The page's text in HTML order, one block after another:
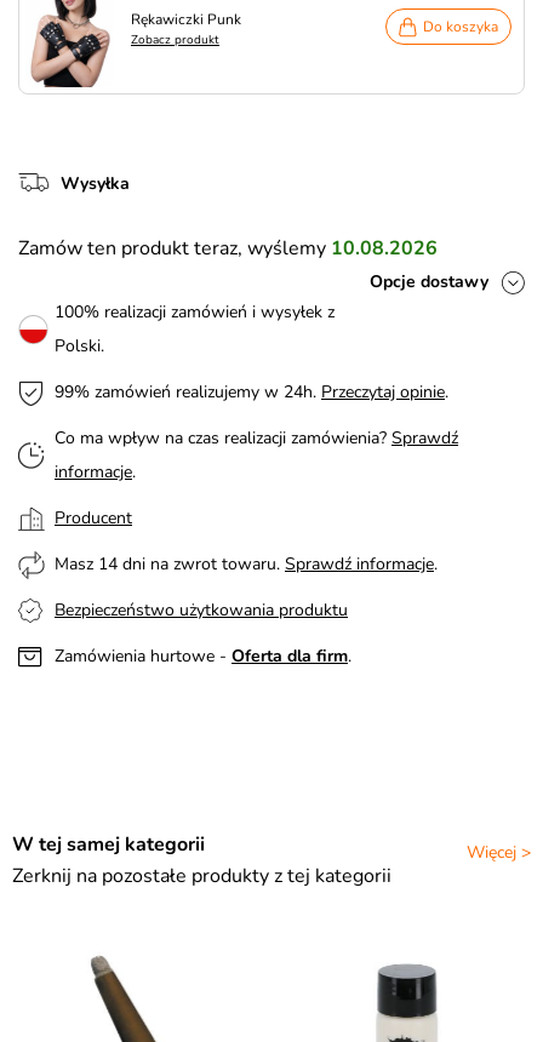
Rękawiczki Punk
Zobacz produkt
Do koszyka
Wysyłka
Zamów ten produkt teraz, wyślemy 10.08.2026
Opcje dostawy
100% realizacji zamówień i wysyłek z
Polski.
99% zamówień realizujemy w 24h. Przeczytaj opinie.
Co ma wpływ na czas realizacji zamówienia? Sprawdź
informacje.
Producent
Masz 14 dni na zwrot towaru. Sprawdź informacje.
Bezpieczeństwo użytkowania produktu
Zamówienia hurtowe - Oferta dla firm.
Więcej >
W tej samej kategorii
Zerknij na pozostałe produkty z tej kategorii